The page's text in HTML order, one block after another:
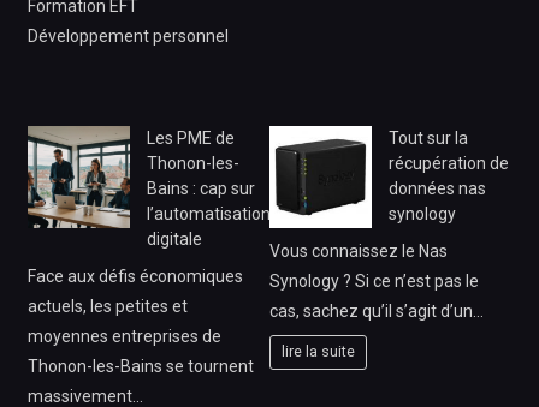
Formation EFT
Développement personnel
Les PME de
Thonon-les-
Bains : cap sur
l’automatisation
digitale
Face aux défis économiques
actuels, les petites et
moyennes entreprises de
Thonon-les-Bains se tournent
massivement…
Tout sur la
récupération de
données nas
synology
Vous connaissez le Nas
Synology ? Si ce n’est pas le
cas, sachez qu’il s’agit d’un…
lire la suite